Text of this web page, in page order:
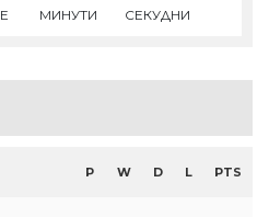
МИНУТИ СЕКУДНИ
P W D L PTS